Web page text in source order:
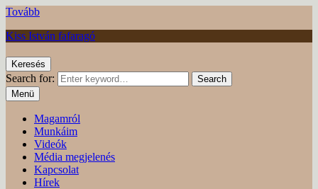
Tovább
Kiss István fafaragó
Keresés
Search for:
Search
Menü
Magamról
Munkáim
Videók
Média megjelenés
Kapcsolat
Hírek